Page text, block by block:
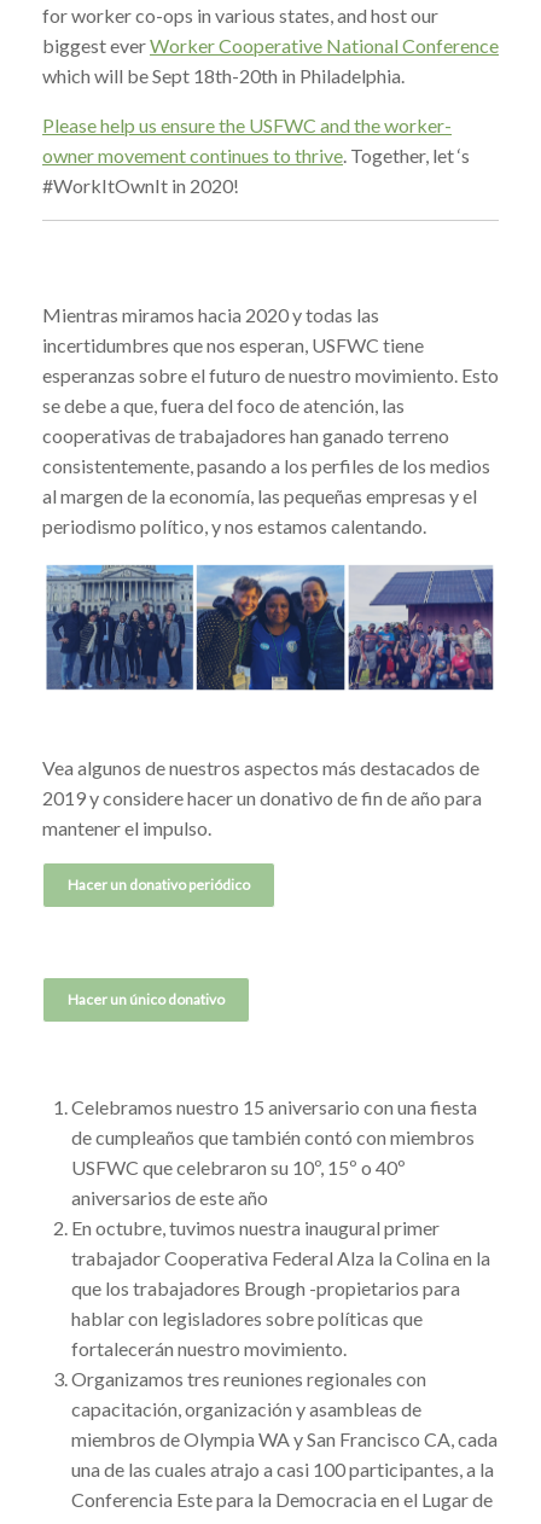
for worker co-ops in various states, and host our
biggest everWorker Cooperative National Conference
which will be Sept 18th-20th in Philadelphia.
Please help us ensure the USFWC and the worker-
owner movement continues to thrive. Together, let ‘s
#WorkItOwnIt in 2020!
Mientras miramos hacia 2020 y todas las
incertidumbres que nos esperan, USFWC tiene
esperanzas sobre el futuro de nuestro movimiento. Esto
se debe a que, fuera del foco de atención, las
cooperativas de trabajadores han ganado terreno
consistentemente, pasando a los perfiles de los medios
al margen de la economía, las pequeñas empresas y el
periodismo político, y nos estamos calentando.
Vea algunos de nuestros aspectos más destacados de
2019 y considere hacer un donativo de fin de año para
mantener el impulso.
Celebramos nuestro 15 aniversario con una fiesta
de cumpleaños que también contó con miembros
USFWC que celebraron su 10º, 15º o 40º
aniversarios de este año
En octubre, tuvimos nuestra inaugural primer
trabajador Cooperativa Federal Alza la Colina en la
que los trabajadores Brough -propietarios para
hablar con legisladores sobre políticas que
fortalecerán nuestro movimiento.
Organizamos tres reuniones regionales con
capacitación, organización y asambleas de
miembros de Olympia WA y San Francisco CA, cada
una de las cuales atrajo a casi 100 participantes, a la
Conferencia Este para la Democracia en el Lugar de